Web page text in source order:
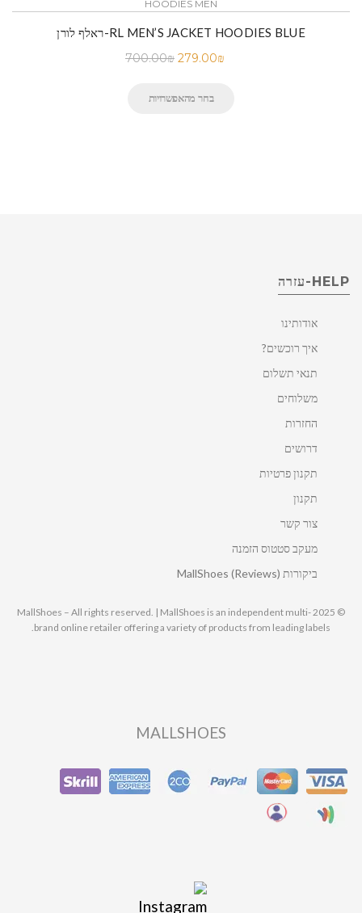
HOODIES MEN
ראלף לורן-RL MEN’S JACKET HOODIES BLUE
700.00₪ 279.00₪
בחר מהאפשרויות
HELP-עזרה
אודותינו
איך רוכשים?
תנאי תשלום
משלוחים
החזרות
דרושים
תקנון פרטיות
תקנון
צור קשר
מעקב סטטוס הזמנה
ביקורות MallShoes (Reviews)
© 2025 MallShoes – All rights reserved. | MallShoes is an independent multi-
brand online retailer offering a variety of products from leading labels.
MALLSHOES